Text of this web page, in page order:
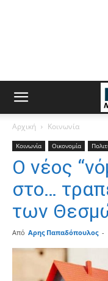
Αρχική Κοινωνία
Κοινωνία Οικονομία
Ο νέος
στο…
των
Από Αρης Παπαδόπουλος -